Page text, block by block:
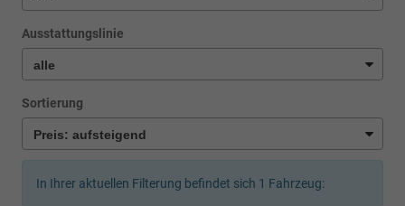
Ausstattungslinie
Sortierung
In Ihrer aktuellen Filterung befindet sich 1 Fahrzeug: